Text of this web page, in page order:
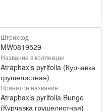
Штрихкод
MW0819529
Название в коллекции
Atraphaxis pyrifolia (Курчавка
грушелистная)
Принятое название
Atraphaxis pyrifolia Bunge
(Курчавка грушелистная)